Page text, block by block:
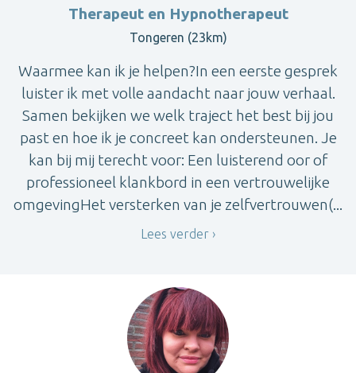
Therapeut en Hypnotherapeut
Tongeren (23km)
Waarmee kan ik je helpen?In een eerste gesprek
luister ik met volle aandacht naar jouw verhaal.
Samen bekijken we welk traject het best bij jou
past en hoe ik je concreet kan ondersteunen. Je
kan bij mij terecht voor: Een luisterend oor of
professioneel klankbord in een vertrouwelijke
omgevingHet versterken van je zelfvertrouwen(...
Lees verder